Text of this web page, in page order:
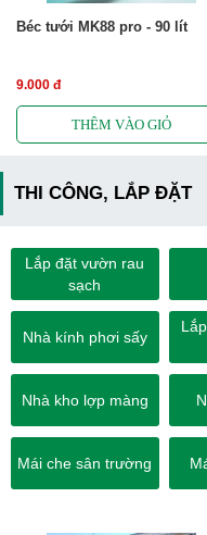
Béc tưới MK88 pro - 90 lít
9.000 đ
THI CÔNG, LẮP ĐẶT
Lắp đặt vườn rau
sạch
Nhà kính phơi sấy
Nhà kho lợp màng
Mái che sân trường